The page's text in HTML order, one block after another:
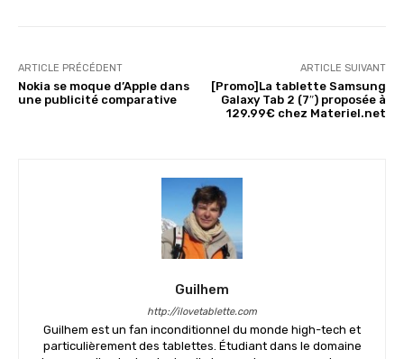
ARTICLE PRÉCÉDENT
Nokia se moque d’Apple dans
une publicité comparative
ARTICLE SUIVANT
[Promo]La tablette Samsung
Galaxy Tab 2 (7″) proposée à
129.99€ chez Materiel.net
Guilhem
http://ilovetablette.com
Guilhem est un fan inconditionnel du monde high-tech et
particulièrement des tablettes. Étudiant dans le domaine